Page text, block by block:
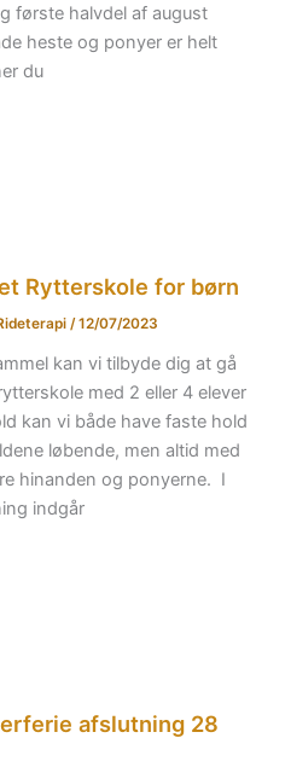
første halvdel af august
heste og ponyer er helt
du
Rytterskole for børn
/12/07/2023
kan vi tilbyde dig at gå
med 2 eller 4 elever
kan vi både have faste hold
løbende, men altid med
hinanden og ponyerne. I
indgår
afslutning 28